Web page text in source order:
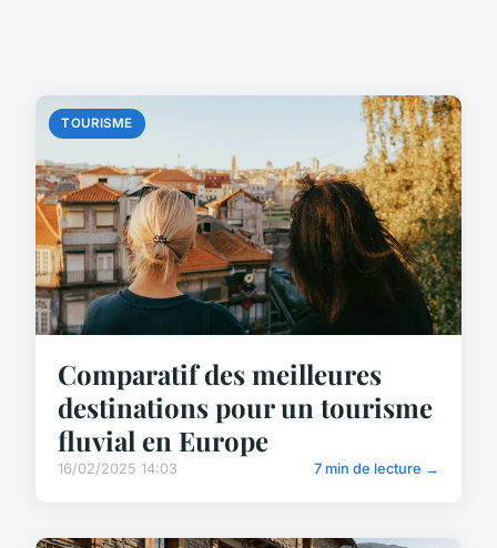
TOURISME
Comparatif des meilleures
destinations pour un tourisme
fluvial en Europe
16/02/2025 14:03 7 min de lecture →